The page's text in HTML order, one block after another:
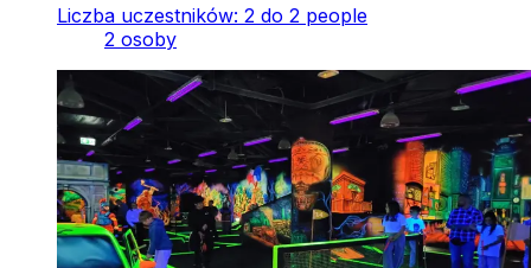
Liczba uczestników: 2 do 2 people
2 osoby